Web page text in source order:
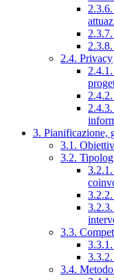
2.4. Privacy
3. Pianificazione,
3.1.
3.2.
3.3.
3.4.